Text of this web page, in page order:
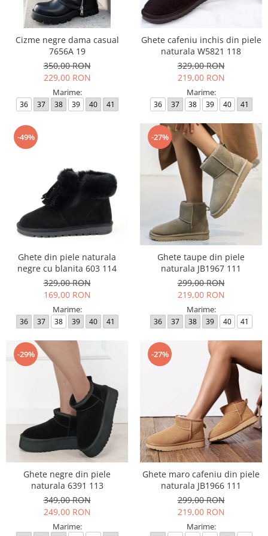
Incaltamine primavara-vara piele
Imbracaminte
Camasi si topuri
Blugi si pantaloni
Pulovere si cardigane
Rochii
Incaltaminte toamna-iarna piele
Cizme negre dama casual
7656A 19
350,00 RON
229,00 RON
Marime:
36 37 38 39 40 41
Ghete cafeniu inchis din piele
naturala W5821 118
329,00 RON
219,00 RON
Marime:
36 37 38 39 40 41
-49%
Ghete din piele naturala
negre cu blanita 603 114
329,00 RON
169,00 RON
Marime:
36 37 38 39 40 41
-27%
Ghete taupe din piele
naturala JB1967 111
299,00 RON
219,00 RON
Marime:
36 37 38 39 40 41
-29%
Ghete negre din piele
naturala 6391 113
349,00 RON
249,00 RON
Marime:
-27%
Ghete maro cafeniu din piele
naturala JB1966 111
299,00 RON
219,00 RON
Marime: